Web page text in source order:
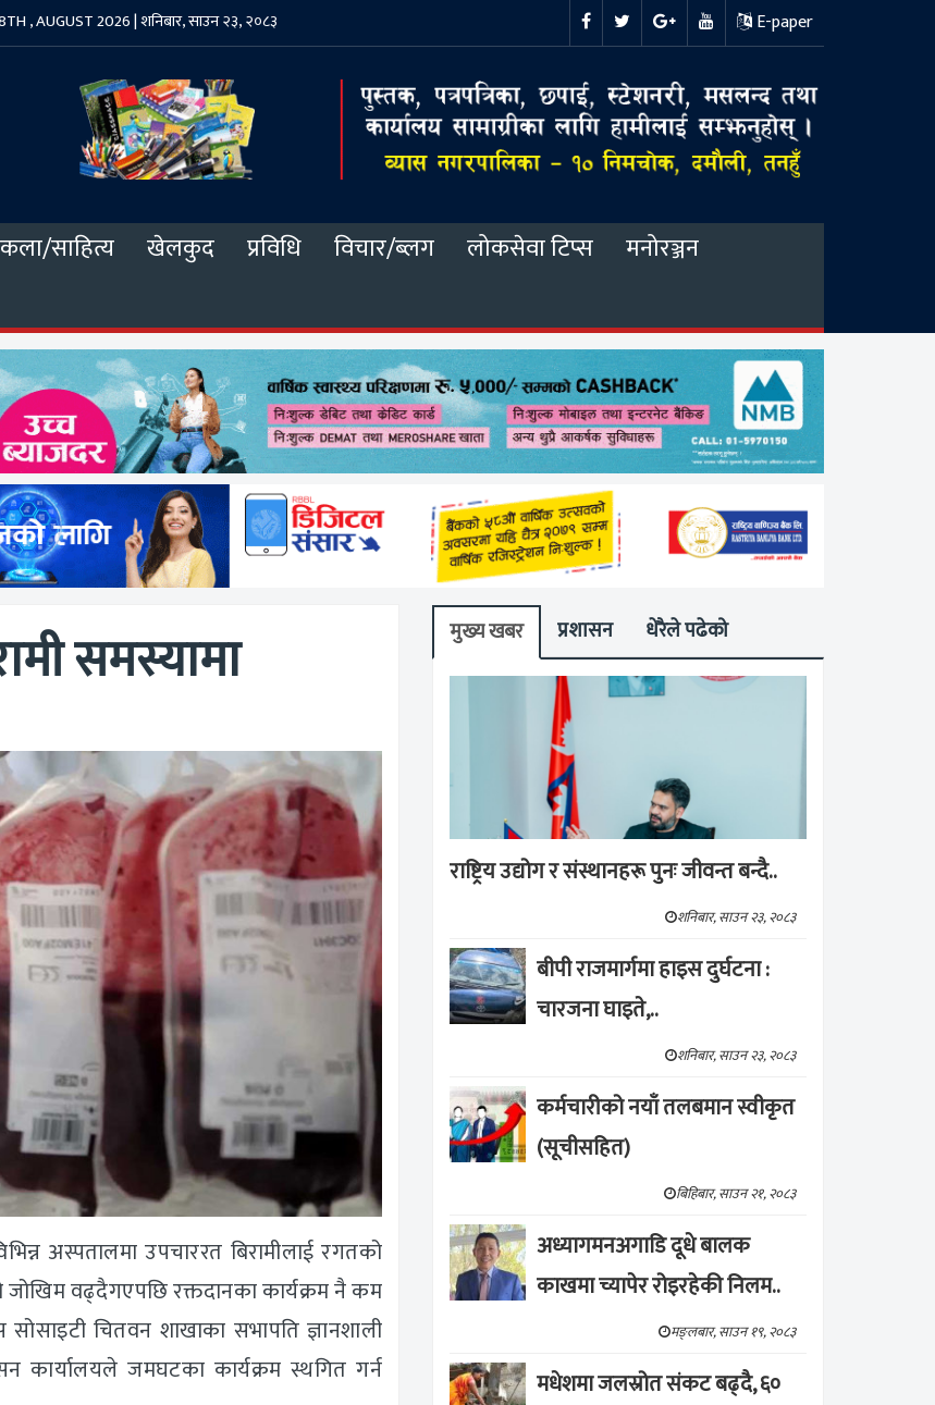
, AUGUST 2026 | शनिबार, साउन २३, २०८३ E-paper
कला/साहित्य खेलकुद प्रविधि विचार/ब्लग लोकसेवा टिप्स
मनोरञ्जन
समस्यामा
अस्पतालमा उपचाररत बिरामीलाई रगतको
वढ्दैगएपछि रक्तदानका कार्यक्रम नै कम
चितवन शाखाका सभापति ज्ञानशाली
कार्यालयले जमघटका कार्यक्रम स्थगित गर्न
मुख्य खबर प्रशासन धेरैले पढेको
राष्ट्रिय उद्योग र संस्थानहरू पुनः जीवन्त बन्दै..
शनिबार, साउन २३, २०८३
बीपी राजमार्गमा हाइस दुर्घटना :
चारजना घाइते,..
शनिबार, साउन २३, २०८३
कर्मचारीको नयाँ तलबमान स्वीकृत
(सूचीसहित)
बिहिबार, साउन २१, २०८३
अध्यागमनअगाडि दूधे बालक
काखमा च्यापेर रोइरहेकी निलम..
मङ्लबार, साउन १९, २०८३
मधेशमा जलस्रोत संकट बढ्दै, ६०